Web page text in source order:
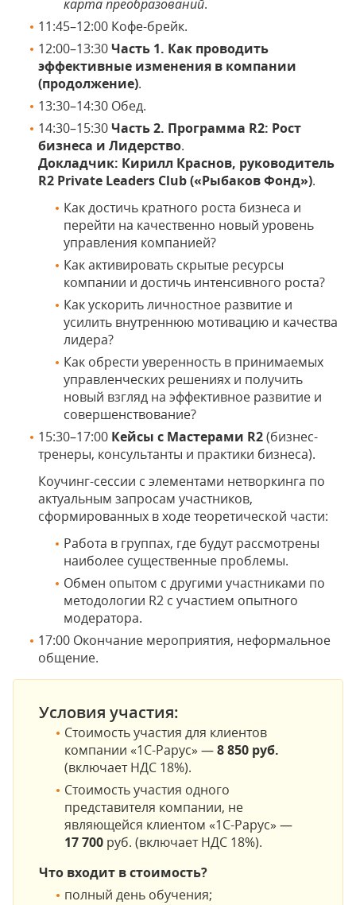
карта преобразований.
11:45–12:00 Кофе-брейк.
12:00–13:30Часть 1. Как проводить
эффективные изменения в компании
(продолжение).
13:30–14:30 Обед.
14:30–15:30Часть 2. Программа R2: Рост
бизнеса и Лидерство.
Докладчик: Кирилл Краснов, руководитель
R2 Private Leaders Club («Рыбаков Фонд»).
Как достичь кратного роста бизнеса и
перейти на качественно новый уровень
управления компанией?
Как активировать скрытые ресурсы
компании и достичь интенсивного роста?
Как ускорить личностное развитие и
усилить внутреннюю мотивацию и качества
лидера?
Как обрести уверенность в принимаемых
управленческих решениях и получить
новый взгляд на эффективное развитие и
совершенствование?
15:30–17:00 Кейсы с Мастерами R2(бизнес-
тренеры, консультанты и практики бизнеса).
Коучинг-сессии с элементами нетворкинга по
актуальным запросам участников,
сформированных в ходе теоретической части:
Работа в группах, где будут рассмотрены
наиболее существенные проблемы.
Обмен опытом с другими участниками по
методологии R2 с участием опытного
модератора.
17:00 Окончание мероприятия, неформальное
общение.
Условия участия:
Стоимость участия для клиентов
компании «1С-Рарус» —8 850 руб.
(включает НДС 18%).
Стоимость участия одного
представителя компании, не
являющейся клиентом «1С-Рарус» —
17 700 руб. (включает НДС 18%).
Что входит в стоимость?
полный день обучения;